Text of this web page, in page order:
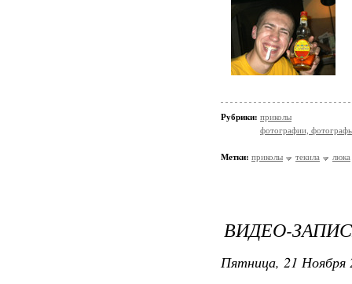
Рубрики: приколы
фотографии,
Метки: приколы текила люка
ВИДЕО-
Пятница, 21 Ноября